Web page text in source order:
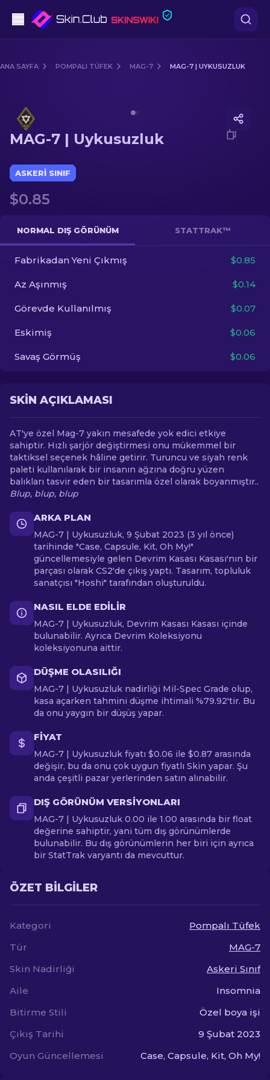
Dürbünlü Tüfek
Bıçaklar
Eldiven
Kasalar
Diğer
ANA SAYFA POMPALI TÜFEK MAG-7 MAG-7 | UYKUSUZLUK
MAG-7 | Uykusuzluk
ASKERI SINIF
$0.85
NORMAL DIŞ GÖRÜNÜM STATTRAK™
Fabrikadan Yeni Çıkmış $0.85
Az Aşınmış $0.14
Görevde Kullanılmış $0.07
Eskimiş $0.06
Savaş Görmüş $0.06
SKIN AÇIKLAMASI
AT'ye özel Mag-7 yakın mesafede yok edici etkiye
sahiptir. Hızlı şarjör değiştirmesi onu mükemmel bir
taktiksel seçenek hâline getirir. Turuncu ve siyah renk
paleti kullanılarak bir insanın ağzına doğru yüzen
balıkları tasvir eden bir tasarımla özel olarak boyanmıştır..
Blup, blup, blup
ARKA PLAN
MAG-7 | Uykusuzluk, 9 Şubat 2023 (3 yıl önce)
tarihinde "Case, Capsule, Kit, Oh My!"
güncellemesiyle gelen Devrim Kasası Kasası'nın bir
parçası olarak CS2'de çıkış yaptı. Tasarım, topluluk
sanatçısı "Hoshi" tarafından oluşturuldu.
NASIL ELDE EDILIR
MAG-7 | Uykusuzluk, Devrim Kasası Kasası içinde
bulunabilir. Ayrıca Devrim Koleksiyonu
koleksiyonuna aittir.
DÜŞME OLASILIĞI
MAG-7 | Uykusuzluk nadirliği Mil-Spec Grade olup,
kasa açarken tahmini düşme ihtimali %79.92'tir. Bu
da onu yaygın bir düşüş yapar.
FIYAT
MAG-7 | Uykusuzluk fiyatı $0.06 ile $0.87 arasında
değişir, bu da onu çok uygun fiyatlı Skin yapar. Şu
anda çeşitli pazar yerlerinden satın alınabilir.
DIŞ GÖRÜNÜM VERSIYONLARI
MAG-7 | Uykusuzluk 0.00 ile 1.00 arasında bir float
değerine sahiptir, yani tüm dış görünümlerde
bulunabilir. Bu dış görünümlerin her biri için ayrıca
bir StatTrak varyantı da mevcuttur.
ÖZET BILGILER
Kategori
Pompalı Tüfek
Tür
MAG-7
Skin Nadirliği
Askeri Sınıf
Aile
Insomnia
Bitirme Stili
Özel boya işi
Çıkış Tarihi
9 Şubat 2023
Oyun Güncellemesi
Case, Capsule, Kit, Oh My!